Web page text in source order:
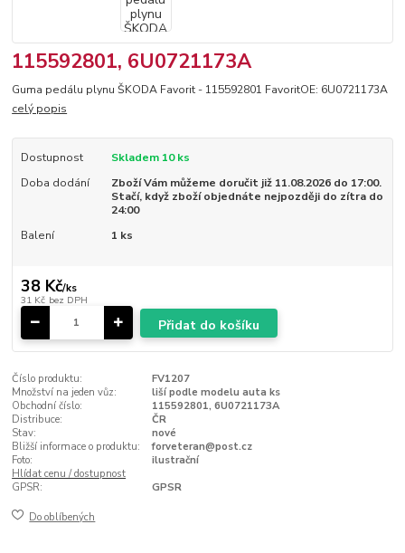
115592801, 6U0721173A
Guma pedálu plynu ŠKODA Favorit - 115592801 FavoritOE: 6U0721173A
celý popis
Dostupnost
Skladem 10 ks
Doba dodání
Zboží Vám můžeme doručit již 11.08.2026 do 17:00.
Stačí, když zboží objednáte nejpozději do zítra do
24:00
Balení
1 ks
38 Kč/ks
31 Kč bez DPH
Přidat do košíku
Číslo produktu:
FV1207
Množství na jeden vůz:
liší podle modelu auta ks
Obchodní číslo:
115592801, 6U0721173A
Distribuce:
ČR
Stav:
nové
Bližší informace o produktu:
forveteran@post.cz
Foto:
ilustrační
Hlídat cenu / dostupnost
GPSR:
GPSR
Do oblíbených